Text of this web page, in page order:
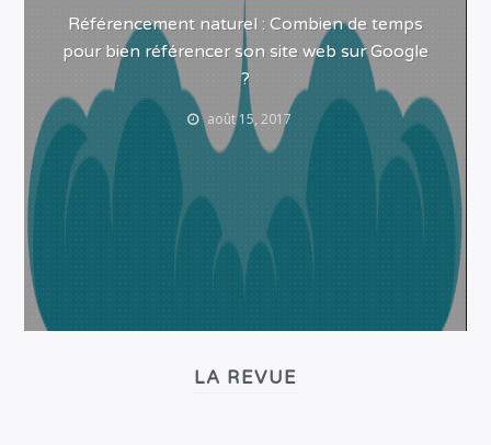
Référencement naturel : Combien de temps
pour bien référencer son site web sur Google
?
août 15, 2017
LA REVUE